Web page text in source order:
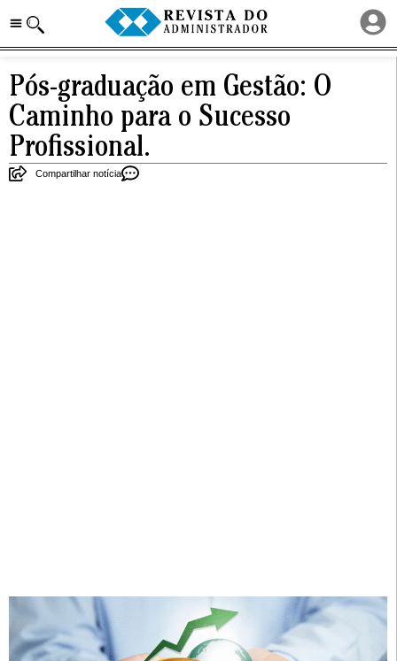
Pós-graduação em Gestão: O
Caminho para o Sucesso
Profissional.
Compartilhar notícia